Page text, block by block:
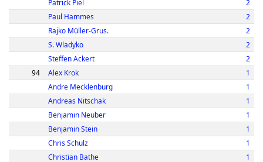
Patrick Piel
2
Paul Hammes
2
Rajko Müller-Grus.
2
S. Wladyko
2
Steffen Ackert
2
94
Alex Krok
1
Andre Mecklenburg
1
Andreas Nitschak
1
Benjamin Neuber
1
Benjamin Stein
1
Chris Schulz
1
Christian Bathe
1